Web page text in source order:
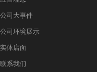
公司大事件
公司环境展示
实体店面
联系我们